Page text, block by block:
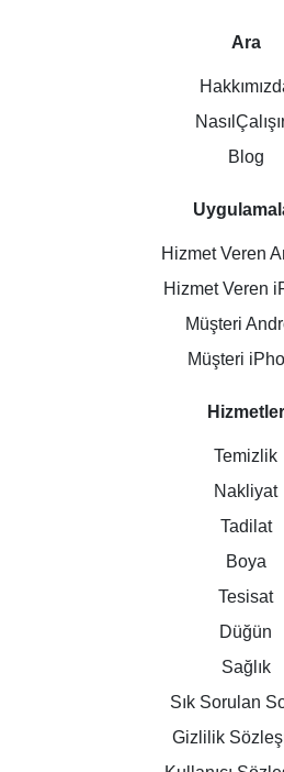
Ara
Blog
Hizmet Veren
Hizmet Veren
Müşteri
Müşteri
Hizmetler
Temizlik
Nakliyat
Tadilat
Boya
Tesisat
Düğün
Sağlık
Sık Sorulan
Gizlilik